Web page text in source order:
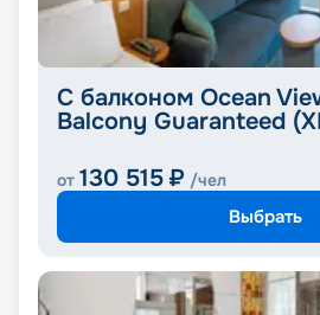
С балконом Ocean
Balcony Guaranteed
от 130 515 ₽ /чел
Выбрать